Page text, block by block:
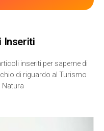
Inseriti
inseriti per saperne di
di riguardo al Turismo
Natura